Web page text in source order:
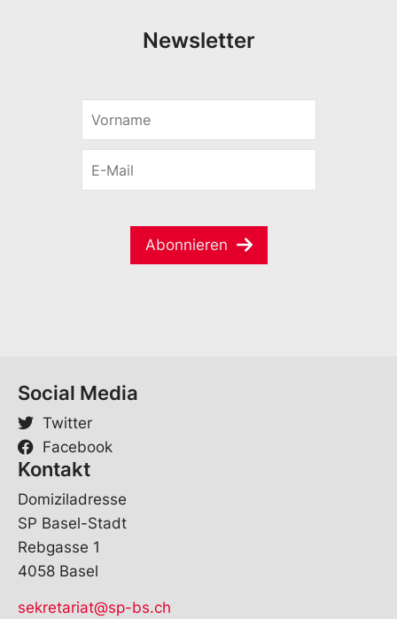
Newsletter
r
m
M
Abonnieren
Social Media
Twitter
Facebook
Kontakt
Domiziladresse
SP Basel-Stadt
Rebgasse 1
4058 Basel
sekretariat@sp-bs.ch